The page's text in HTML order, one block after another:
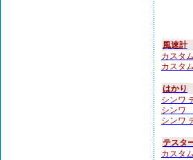
風速計
カスタ
カスタ
はかり
シンワ
シンワ
シンワ
テスタ
カスタ